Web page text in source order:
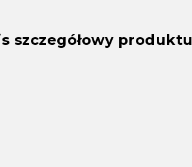
szczegółowy produktu